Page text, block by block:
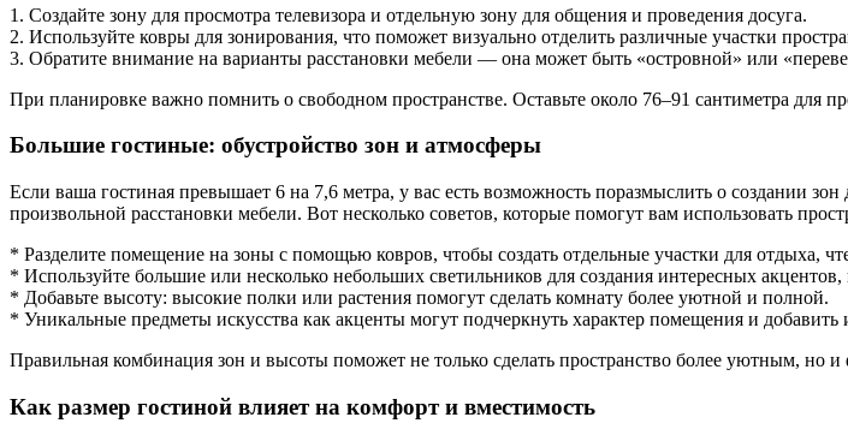
1. Создайте зону для просмотра телевизора и отдельную зону для общения и проведения досуга.
2. Используйте ковры для зонирования, что поможет визуально отделить различные участки
3. Обратите внимание на варианты расстановки мебели — она может быть «островной» или
При планировке важно помнить о свободном пространстве. Оставьте около 76–91 сантиметра
Большие гостиные: обустройство зон и атмосферы
Если ваша гостиная превышает 6 на 7,6 метра, у вас есть возможность поразмыслить о создании
произвольной расстановки мебели. Вот несколько советов, которые помогут вам использовать
* Разделите помещение на зоны с помощью ковров, чтобы создать отдельные участки для отдыха,
* Используйте большие или несколько небольших светильников для создания интересных
* Добавьте высоту: высокие полки или растения помогут сделать комнату более уютной и полной.
* Уникальные предметы искусства как акценты могут подчеркнуть характер помещения и добавить
Правильная комбинация зон и высоты поможет не только сделать пространство более уютным, но
Как размер гостиной влияет на комфорт и вместимость